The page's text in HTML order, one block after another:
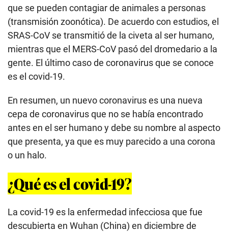
que se pueden contagiar de animales a personas
(transmisión zoonótica). De acuerdo con estudios, el
SRAS-CoV se transmitió de la civeta al ser humano,
mientras que el MERS-CoV pasó del dromedario a la
gente. El último caso de coronavirus que se conoce
es el covid-19.
En resumen, un nuevo coronavirus es una nueva
cepa de coronavirus que no se había encontrado
antes en el ser humano y debe su nombre al aspecto
que presenta, ya que es muy parecido a una corona
o un halo.
¿Qué es el covid-19?
La covid-19 es la enfermedad infecciosa que fue
descubierta en Wuhan (China) en diciembre de